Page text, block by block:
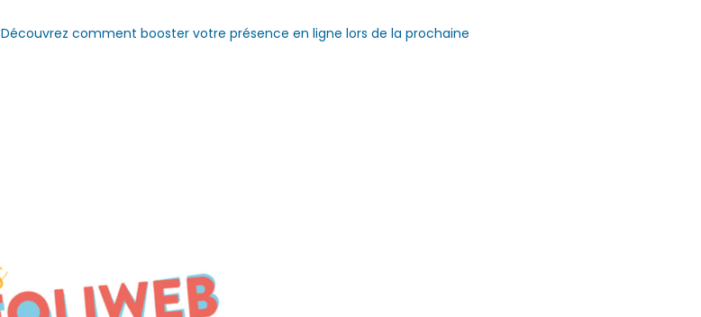
Découvrez comment booster votre présence en ligne lors de la prochaine